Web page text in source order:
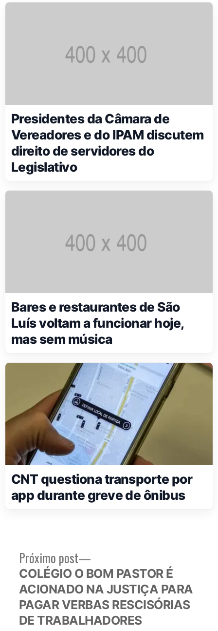
Presidentes da Câmara de
Vereadores e do IPAM discutem
direito de servidores do
Legislativo
Bares e restaurantes de São
Luís voltam a funcionar hoje,
mas sem música
CNT questiona transporte por
app durante greve de ônibus
Navegação
de
Post
Próximo post
Próximo
post:
COLÉGIO O BOM PASTOR É
ACIONADO NA JUSTIÇA PARA
PAGAR VERBAS RESCISÓRIAS
DE TRABALHADORES